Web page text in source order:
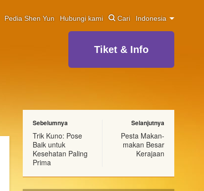
Pedia Shen Yun Hubungi kami Cari Indonesia
Tiket & Info
Sebelumnya
Trik Kuno: Pose
Baik untuk
Kesehatan Paling
Prima
Selanjutnya
Pesta Makan-
makan Besar
Kerajaan